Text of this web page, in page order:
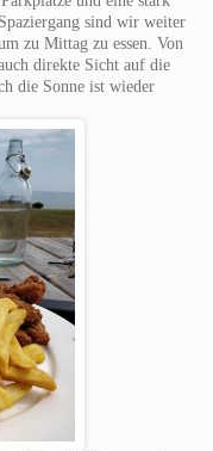
sind wir weiter
zu Mittag zu essen. Von
direkte Sicht auf die
die Sonne ist wieder